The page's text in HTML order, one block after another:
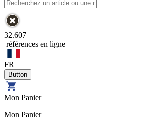
32.607
références en ligne
FR
Mon Panier
Mon Panier